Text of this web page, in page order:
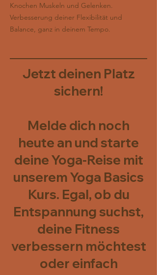
Knochen Muskeln und Gelenken.
Verbesserung deiner Flexibilität und
Balance, ganz in deinem Tempo.
Jetzt deinen Platz
sichern!
Melde dich noch
heute an und starte
deine Yoga-Reise mit
unserem Yoga Basics
Kurs. Egal, ob du
Entspannung suchst,
deine Fitness
verbessern möchtest
oder einfach